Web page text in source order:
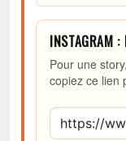
INSTAGRAM :
Pour une
copiez ce lien